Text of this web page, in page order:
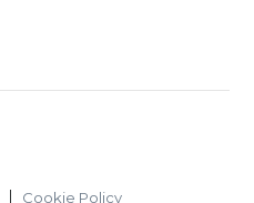
Cookie Policy